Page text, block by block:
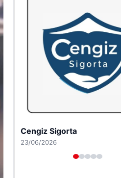
Hastaş Beton
26/05/2026